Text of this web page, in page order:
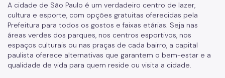
A cidade de São Paulo é um verdadeiro centro de lazer,
cultura e esporte, com opções gratuitas oferecidas pela
Prefeitura para todos os gostos e faixas etárias. Seja nas
áreas verdes dos parques, nos centros esportivos, nos
espaços culturais ou nas praças de cada bairro, a capital
paulista oferece alternativas que garantem o bem-estar e a
qualidade de vida para quem reside ou visita a cidade.